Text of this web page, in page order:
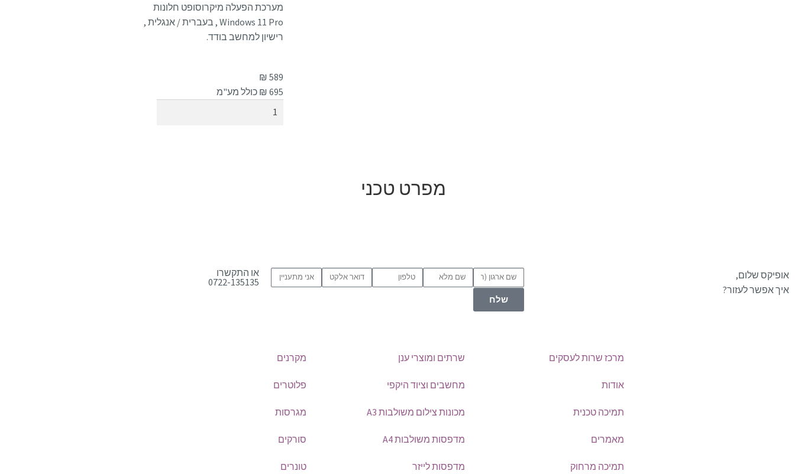
מערכת הפעלה מיקרוסופט חלונות
Windows 11 Pro , בעברית / אנגלית ,
רישיון למחשב בודד.
589
₪
695 ₪ כולל מע"מ
מפרט טכני
אופיקס שלום,
איך אפשר לעזור?
שלח
או התקשרו
0722-135135
מרכז שרות לעסקים
אודות
תמיכה טכנית
מאמרים
תמיכה מרחוק
שרתים ומוצרי ענן
מחשבים וציוד היקפי
מכונות צילום משולבות A3
מדפסות משולבות A4
מדפסות לייזר
מקרנים
פלוטרים
מגרסות
סורקים
טונרים